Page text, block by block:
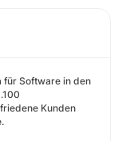
für Software in den
Kunden